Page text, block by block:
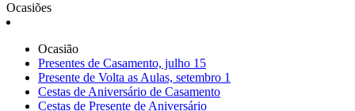
Ocasiões
Ocasião
Presentes de Casamento, julho 15
Presente de Volta as Aulas, setembro 1
Cestas de Aniversário de Casamento
Cestas de Presente de Aniversário